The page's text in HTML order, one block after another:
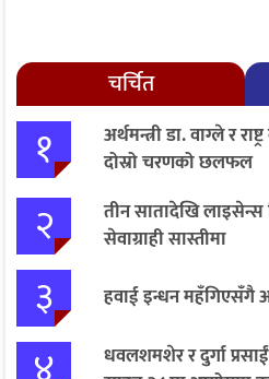
चर्चित
१
अर्थमन्त्री डा. वाग्ले र
दोस्रो चरणको छलफल
२
तीन सातादेखि
सेवाग्राही सास्तीमा
३ हवाई इन्धन महँगिएसँगै
धवलशमशेर र दुर्गा